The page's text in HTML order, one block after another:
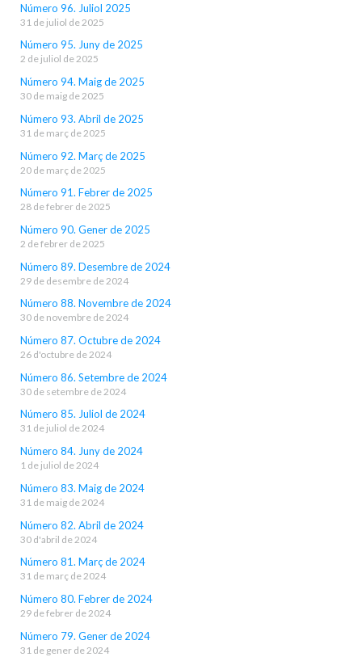
Número 96. Juliol 2025
31 de juliol de 2025
Número 95. Juny de 2025
2 de juliol de 2025
Número 94. Maig de 2025
30 de maig de 2025
Número 93. Abril de 2025
31 de març de 2025
Número 92. Març de 2025
20 de març de 2025
Número 91. Febrer de 2025
28 de febrer de 2025
Número 90. Gener de 2025
2 de febrer de 2025
Número 89. Desembre de 2024
29 de desembre de 2024
Número 88. Novembre de 2024
30 de novembre de 2024
Número 87. Octubre de 2024
26 d'octubre de 2024
Número 86. Setembre de 2024
30 de setembre de 2024
Número 85. Juliol de 2024
31 de juliol de 2024
Número 84. Juny de 2024
1 de juliol de 2024
Número 83. Maig de 2024
31 de maig de 2024
Número 82. Abril de 2024
30 d'abril de 2024
Número 81. Març de 2024
31 de març de 2024
Número 80. Febrer de 2024
29 de febrer de 2024
Número 79. Gener de 2024
31 de gener de 2024